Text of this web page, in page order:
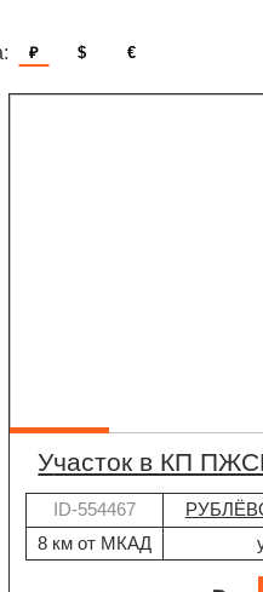
₽ $ €
участок в КП
ID-554467
8 км от МКАД